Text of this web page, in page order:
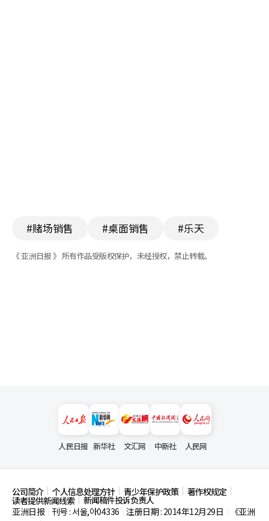
#赌场销售 #桌面销售 #乐天
《 亚洲日报 》 所有作品受版权保护，未经授权，禁止转载。
人民日报 新华社 文汇网 中新社 人民网
公司简介 个人信息处理方针 青少年保护政策 著作权规定
读者提供新闻线索
新闻稿件投诉负责人
亚洲日报
刊号 : 서울,아04336 注册日期 : 2014年12月29日
《亚洲